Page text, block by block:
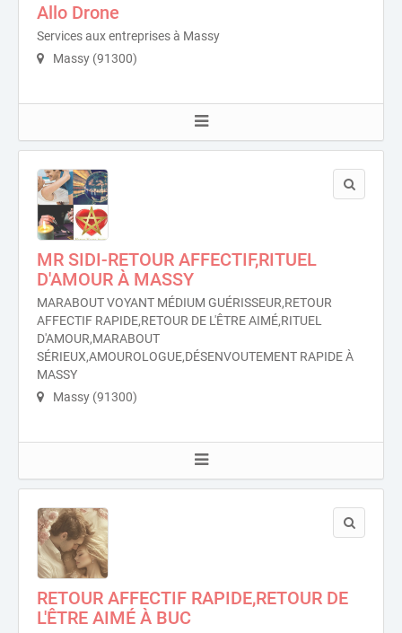
Allo Drone
Services aux entreprises à Massy
Massy (91300)
MR SIDI-RETOUR AFFECTIF,RITUEL
D'AMOUR À MASSY
MARABOUT VOYANT MÉDIUM GUÉRISSEUR,RETOUR
AFFECTIF RAPIDE,RETOUR DE L'ÊTRE AIMÉ,RITUEL
D'AMOUR,MARABOUT
SÉRIEUX,AMOUROLOGUE,DÉSENVOUTEMENT RAPIDE À
MASSY
Massy (91300)
RETOUR AFFECTIF RAPIDE,RETOUR DE
L'ÊTRE AIMÉ À BUC